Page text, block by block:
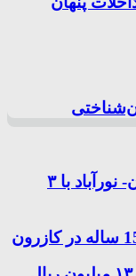
واژگونی پژو۲۰۶ در جاده بابامیدان- نورآباد با ۳